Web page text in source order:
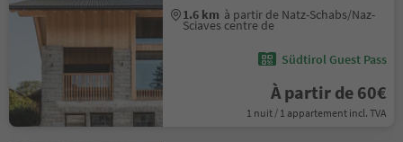
1.6 km à partir de Natz-Schabs/Naz-
Sciaves centre de
Südtirol Guest Pass
À partir de 60€
1 nuit / 1 appartement incl. TVA